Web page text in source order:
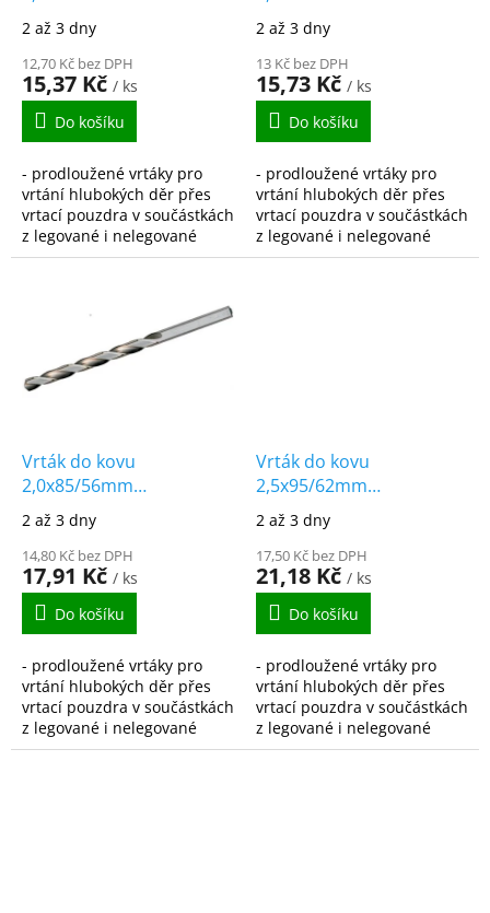
vybrušovaný
prodloužený HSS-G
DIN340
2 až 3 dny
12,70 Kč bez DPH
15,37 Kč / ks
Do košíku
- prodloužené vrtáky pro
vrtání hlubokých děr přes
vrtací pouzdra v součástkách
z legované i nelegované
oceli, ocelolitiny do pevnosti
vybrušovaný
prodloužený HSS-G
DIN340
2 až 3 dny
13 Kč bez DPH
15,73 Kč / ks
Do košíku
- prodloužené vrtáky pro
vrtání hlubokých děr přes
vrtací pouzdra v součástkách
z legované i nelegované
oceli, ocelolitiny do pevnosti
Vrták do kovu
2,0x85/56mm
vybrušovaný
prodloužený HSS-G
DIN340
2 až 3 dny
14,80 Kč bez DPH
17,91 Kč / ks
Do košíku
- prodloužené vrtáky pro
vrtání hlubokých děr přes
vrtací pouzdra v součástkách
z legované i nelegované
oceli, ocelolitiny do pevnosti
Vrták do kovu
2,5x95/62mm
vybrušovaný
prodloužený HSS-G
DIN340
2 až 3 dny
17,50 Kč bez DPH
21,18 Kč / ks
Do košíku
- prodloužené vrtáky pro
vrtání hlubokých děr přes
vrtací pouzdra v součástkách
z legované i nelegované
oceli, ocelolitiny do pevnosti